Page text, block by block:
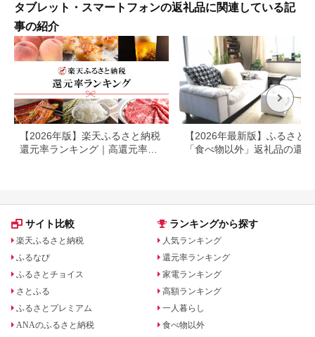
タブレット・スマートフォンの返礼品に関連している記
事の紹介
【2026年版】楽天ふるさと納税
還元率ランキング｜高還元率返
【2026年最新版】ふるさと
「食べ物以外」返礼品の還
サイト比較
楽天ふるさと納税
ふるなび
ふるさとチョイス
さとふる
ふるさとプレミアム
ANAのふるさと納税
ランキングから探す
人気ランキング
還元率ランキング
家電ランキング
高額ランキング
一人暮らし
食べ物以外